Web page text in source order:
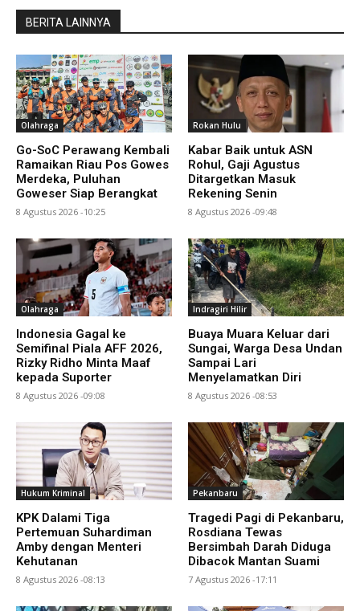
BERITA LAINNYA
Olahraga
Go-SoC Perawang Kembali
Ramaikan Riau Pos Gowes
Merdeka, Puluhan
Goweser Siap Berangkat
8 Agustus 2026 -10:25
Rokan Hulu
Kabar Baik untuk ASN
Rohul, Gaji Agustus
Ditargetkan Masuk
Rekening Senin
8 Agustus 2026 -09:48
Olahraga
Indonesia Gagal ke
Semifinal Piala AFF 2026,
Rizky Ridho Minta Maaf
kepada Suporter
8 Agustus 2026 -09:08
Indragiri Hilir
Buaya Muara Keluar dari
Sungai, Warga Desa Undan
Sampai Lari
Menyelamatkan Diri
8 Agustus 2026 -08:53
Hukum Kriminal
KPK Dalami Tiga
Pertemuan Suhardiman
Amby dengan Menteri
Kehutanan
8 Agustus 2026 -08:13
Pekanbaru
Tragedi Pagi di Pekanbaru,
Rosdiana Tewas
Bersimbah Darah Diduga
Dibacok Mantan Suami
7 Agustus 2026 -17:11